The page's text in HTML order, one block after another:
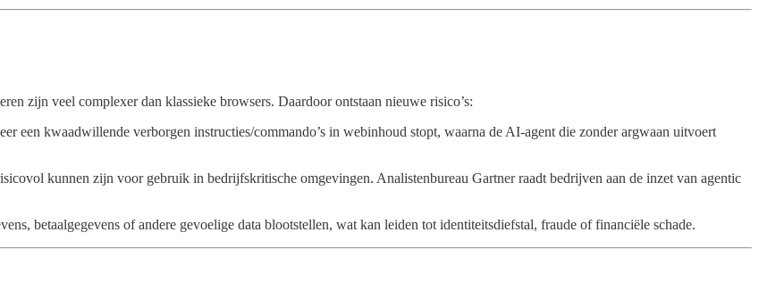
zijn veel complexer dan klassieke browsers. Daardoor ontstaan nieuwe risico’s:
een kwaadwillende verborgen instructies/commando’s in webinhoud stopt, waarna de AI-agent die zonder argwaan uitvoert
kunnen zijn voor gebruik in bedrijfskritische omgevingen. Analistenbureau Gartner raadt bedrijven aan de inzet van agentic
betaalgegevens of andere gevoelige data blootstellen, wat kan leiden tot identiteitsdiefstal, fraude of financiële schade.